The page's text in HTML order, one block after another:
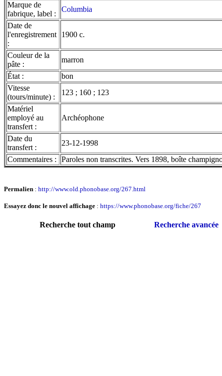
Marque de
fabrique, label :
Columbia
Date de
l'enregistrement
:
1900 c.
Couleur de la
pâte :
marron
État :
bon
Vitesse
(tours/minute) :
123 ; 160 ; 123
Matériel
employé au
transfert :
Archéophone
Date du
transfert :
23-12-1998
Commentaires :
Paroles non transcrites. Vers 1898, boîte
Permalien : http://www.old.phonobase.org/267.html
Essayez donc le nouvel affichage : https://www.phonobase.org/fiche/267
Recherche tout champ Recherche avancée